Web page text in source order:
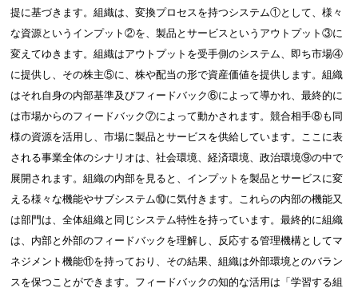
提に基づきます。組織は、変換プロセスを持つシステム①として、様々
な資源というインプット②を、製品とサービスというアウトプット③に
変えてゆきます。組織はアウトプットを受手側のシステム、即ち市場④
に提供し、その株主⑤に、株や配当の形で資産価値を提供します。組織
はそれ自身の内部基準及びフィードバック⑥によって導かれ、最終的に
は市場からのフィードバック⑦によって動かされます。競合相手⑧も同
様の資源を活用し、市場に製品とサービスを供給しています。ここに表
される事業全体のシナリオは、社会環境、経済環境、政治環境⑨の中で
展開されます。組織の内部を見ると、インプットを製品とサービスに変
える様々な機能やサブシステム⑩に気付きます。これらの内部の機能又
は部門は、全体組織と同じシステム特性を持っています。最終的に組織
は、内部と外部のフィードバックを理解し、反応する管理機構としてマ
ネジメント機能⑪を持っており、その結果、組織は外部環境とのバラン
スを保つことができます。フィードバックの知的な活用は「学習する組